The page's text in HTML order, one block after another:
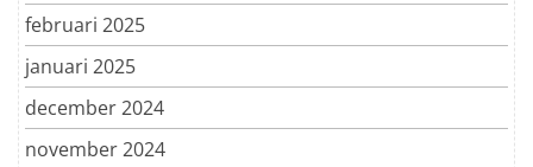
februari 2025
januari 2025
december 2024
november 2024